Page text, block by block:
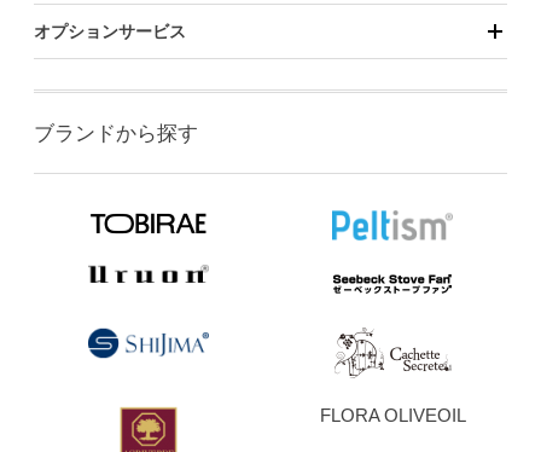
オプションサービス
ブランドから探す
FLORA OLIVEOIL